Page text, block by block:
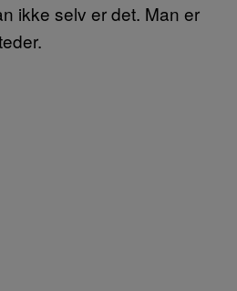
ikke selv er det. Man er